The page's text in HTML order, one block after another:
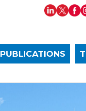
PUBLICATIONS